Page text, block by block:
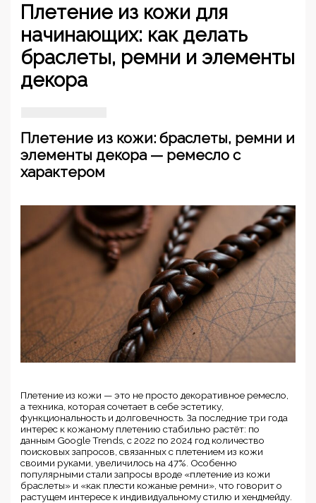
Плетение из кожи для
начинающих: как делать
браслеты, ремни и элементы
декора
Плетение из кожи: браслеты, ремни и
элементы декора — ремесло с
характером
Плетение из кожи — это не просто декоративное ремесло,
а техника, которая сочетает в себе эстетику,
функциональность и долговечность. За последние три года
интерес к кожаному плетению стабильно растёт: по
данным Google Trends, с 2022 по 2024 год количество
поисковых запросов, связанных с плетением из кожи
своими руками, увеличилось на 47%. Особенно
популярными стали запросы вроде «плетение из кожи
браслеты» и «как плести кожаные ремни», что говорит о
растущем интересе к индивидуальному стилю и хендмейду.